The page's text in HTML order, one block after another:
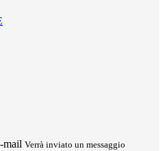
mail Verrà inviato un messaggio